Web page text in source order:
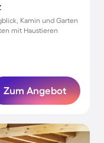
Kamin und Garten
mit Haustieren
Zum Angebot